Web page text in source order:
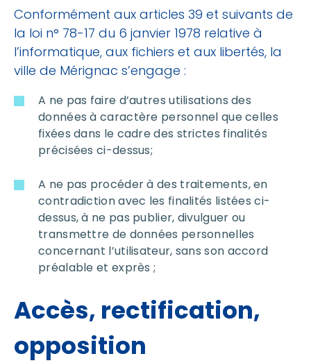
Conformément aux articles 39 et suivants de
la loi n° 78-17 du 6 janvier 1978 relative à
l’informatique, aux fichiers et aux libertés, la
ville de Mérignac s’engage :
A ne pas faire d’autres utilisations des
données à caractère personnel que celles
fixées dans le cadre des strictes finalités
précisées ci-dessus;
A ne pas procéder à des traitements, en
contradiction avec les finalités listées ci-
dessus, à ne pas publier, divulguer ou
transmettre de données personnelles
concernant l’utilisateur, sans son accord
préalable et exprès ;
Accès, rectification,
opposition